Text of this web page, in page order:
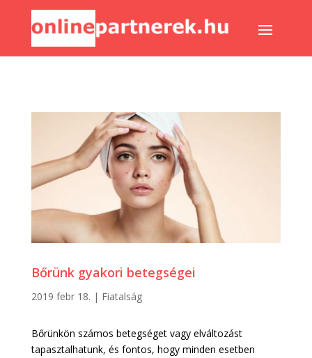
Bőrünk gyakori betegségei
2019 febr 18. | Fiatalság
Bőrünkön számos betegséget vagy elváltozást
tapasztalhatunk, és fontos, hogy minden esetben